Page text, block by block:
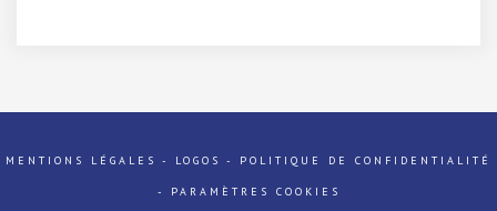
MENTIONS LÉGALES - LOGOS - POLITIQUE DE CONFIDENTIALITÉ
- PARAMÈTRES COOKIES